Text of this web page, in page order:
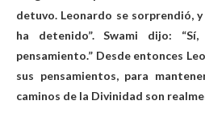
detuvo. Leonardo se sorprendió,
ha detenido”. Swami dijo:
pensamiento.” Desde entonces
sus pensamientos, para
caminos de la Divinidad son